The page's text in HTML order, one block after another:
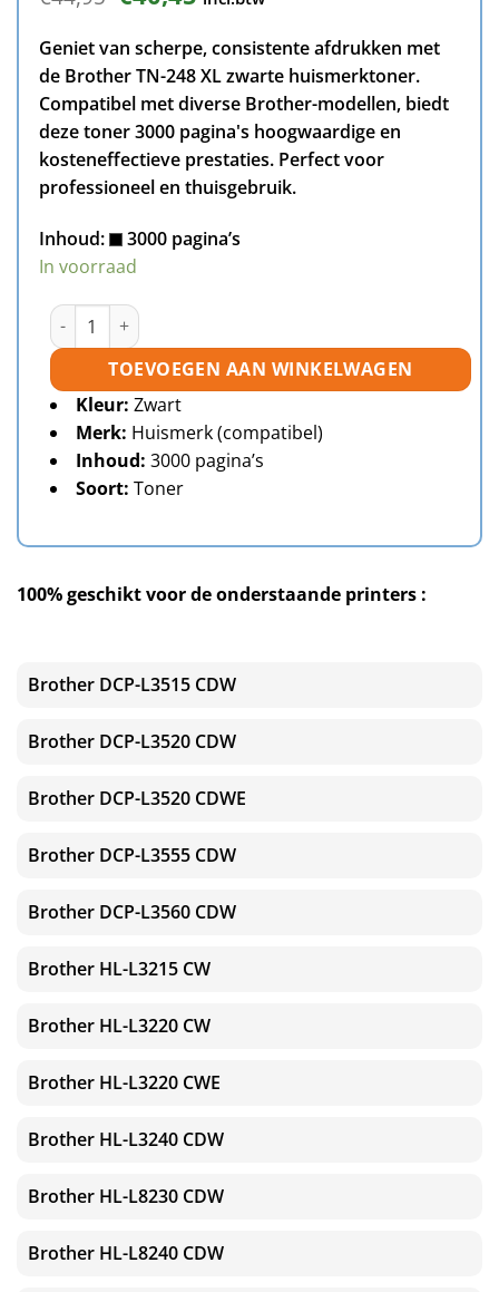
prijs
was:
€44,95.
prijs
€40,45.
Geniet van scherpe, consistente afdrukken met
de Brother TN-248 XL zwarte huismerktoner.
Compatibel met diverse Brother-modellen, biedt
deze toner 3000 pagina's hoogwaardige en
kosteneffectieve prestaties. Perfect voor
professioneel en thuisgebruik.
Inhoud:
3000 pagina’s
In voorraad
Brother TN-248XL toner zwart huismerk aantal
TOEVOEGEN AAN WINKELWAGEN
Kleur: Zwart
Merk: Huismerk (compatibel)
Inhoud: 3000 pagina’s
Soort: Toner
100% geschikt voor de onderstaande printers :
Brother DCP-L3515 CDW
Brother DCP-L3520 CDW
Brother DCP-L3520 CDWE
Brother DCP-L3555 CDW
Brother DCP-L3560 CDW
Brother HL-L3215 CW
Brother HL-L3220 CW
Brother HL-L3220 CWE
Brother HL-L3240 CDW
Brother HL-L8230 CDW
Brother HL-L8240 CDW